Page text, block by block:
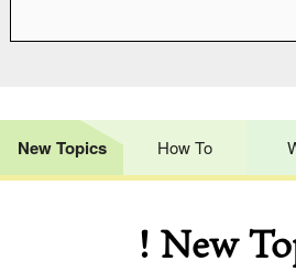
New Topics How To
! New